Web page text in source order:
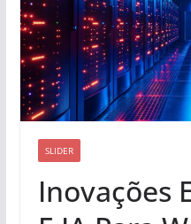
SLIDER
Inovações